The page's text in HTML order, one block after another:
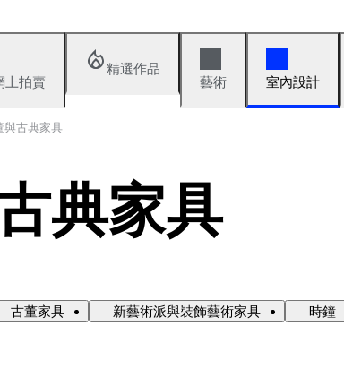
上拍賣
精選作品
藝術
室內設計
與古典家具
典家具
古董家具 新藝術派與裝飾藝術家具 時鐘